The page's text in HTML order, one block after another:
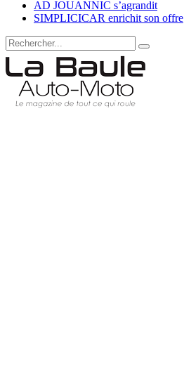
AD JOUANNIC s’agrandit
SIMPLICICAR enrichit son offre